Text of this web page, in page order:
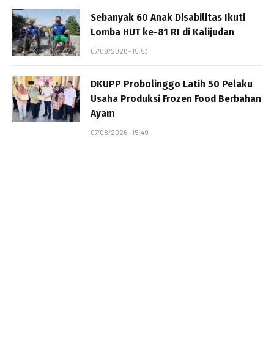
Sebanyak 60 Anak Disabilitas Ikuti
Lomba HUT ke-81 RI di Kalijudan
07/08/2026 - 15:53
DKUPP Probolinggo Latih 50 Pelaku
Usaha Produksi Frozen Food Berbahan
Ayam
07/08/2026 - 15:49